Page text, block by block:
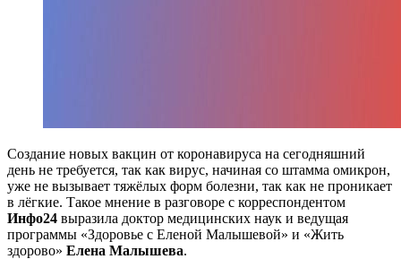
Создание новых вакцин от коронавируса на сегодняшний
день не требуется, так как вирус, начиная со штамма омикрон,
уже не вызывает тяжёлых форм болезни, так как не проникает
в лёгкие. Такое мнение в разговоре с корреспондентом
Инфо24 выразила доктор медицинских наук и ведущая
программы «Здоровье с Еленой Малышевой» и «Жить
здорово» Елена Малышева.